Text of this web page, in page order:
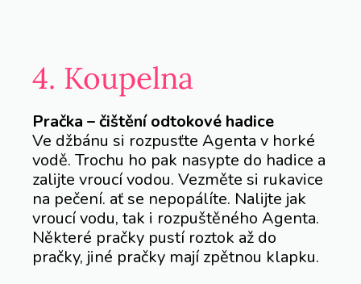
4. Koupelna
Pračka – čištění odtokové hadice
Ve džbánu si rozpusťte Agenta v horké
vodě. Trochu ho pak nasypte do hadice a
zalijte vroucí vodou. Vezměte si rukavice
na pečení. ať se nepopálíte. Nalijte jak
vroucí vodu, tak i rozpuštěného Agenta.
Některé pračky pustí roztok až do
pračky, jiné pračky mají zpětnou klapku.